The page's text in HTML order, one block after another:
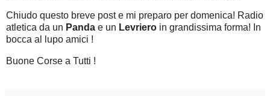
Chiudo questo breve post e mi preparo per domenica! Radio
atletica da un Panda e un Levriero in grandissima forma! In
bocca al lupo amici !
Buone Corse a Tutti !